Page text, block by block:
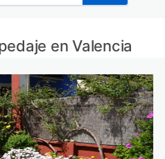
en Valencia